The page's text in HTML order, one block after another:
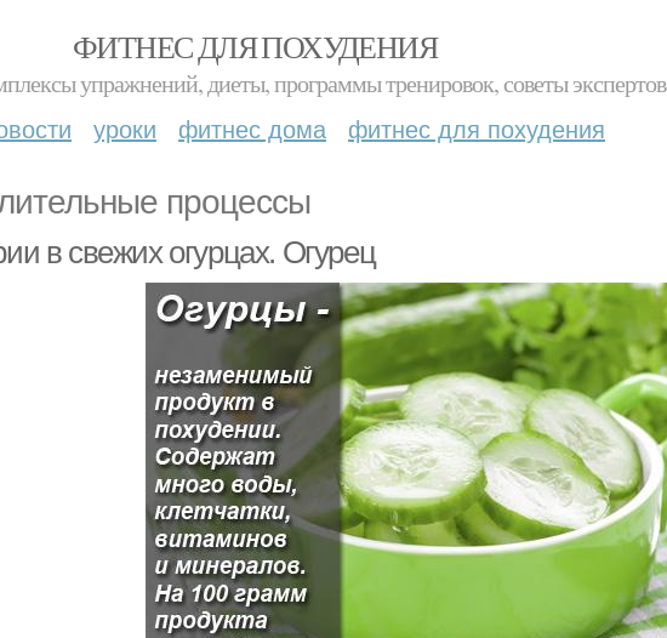
ФИТНЕС ДЛЯ ПОХУДЕНИЯ
упражнений, диеты, программы тренировок, советы экспертов
уроки фитнес дома фитнес для похудения
процессы
в свежих огурцах. Огурец